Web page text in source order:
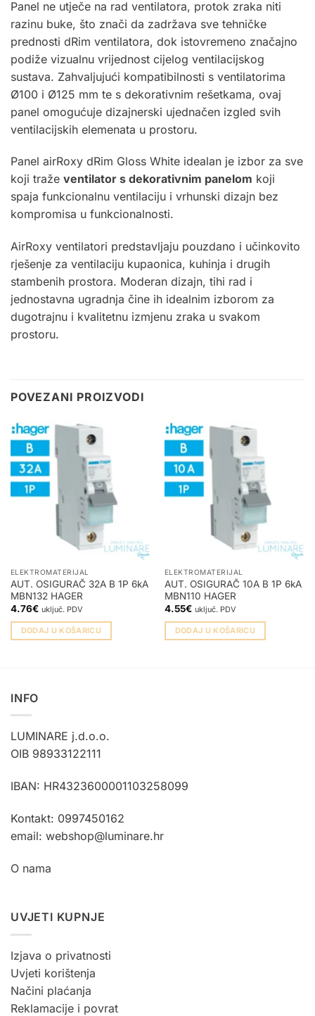
Panel ne utječe na rad ventilatora, protok zraka niti
razinu buke, što znači da zadržava sve tehničke
prednosti dRim ventilatora, dok istovremeno značajno
podiže vizualnu vrijednost cijelog ventilacijskog
sustava. Zahvaljujući kompatibilnosti s ventilatorima
Ø100 i Ø125 mm te s dekorativnim rešetkama, ovaj
panel omogućuje dizajnerski ujednačen izgled svih
ventilacijskih elemenata u prostoru.
Panel airRoxy dRim Gloss White idealan je izbor za sve
koji traže ventilator s dekorativnim panelom koji
spaja funkcionalnu ventilaciju i vrhunski dizajn bez
kompromisa u funkcionalnosti.
AirRoxy ventilatori predstavljaju pouzdano i učinkovito
rješenje za ventilaciju kupaonica, kuhinja i drugih
stambenih prostora. Moderan dizajn, tihi rad i
jednostavna ugradnja čine ih idealnim izborom za
dugotrajnu i kvalitetnu izmjenu zraka u svakom
prostoru.
POVEZANI PROIZVODI
ELEKTROMATERIJAL
AUT. OSIGURAČ 32A B 1P 6kA
MBN132 HAGER
4.76€ uključ. PDV
DODAJ U KOŠARICU
ELEKTROMATERIJAL
AUT. OSIGURAČ 10A B 1P 6kA
MBN110 HAGER
4.55€ uključ. PDV
DODAJ U KOŠARICU
INFO
LUMINARE j.d.o.o.
OIB 98933122111
IBAN: HR4323600001103258099
Kontakt: 0997450162
email: webshop@luminare.hr
O nama
UVJETI KUPNJE
Izjava o privatnosti
Uvjeti korištenja
Načini plaćanja
Reklamacije i povrat